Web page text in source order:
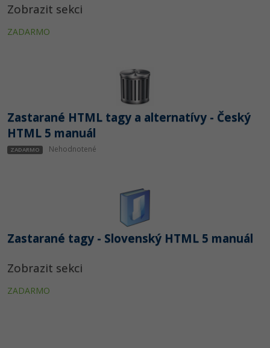
Zobrazit sekci
ZADARMO
Zastarané HTML tagy a alternatívy - Český
HTML 5 manuál
ZADARMO Nehodnotené
Zastarané tagy - Slovenský HTML 5 manuál
Zobrazit sekci
ZADARMO